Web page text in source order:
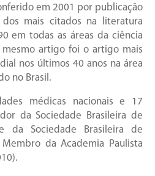
em 2001 por publicação
mais citados na literatura
em todas as áreas da ciência
mesmo artigo foi o artigo mais
nos últimos 40 anos na área
no Brasil.
médicas nacionais e 17
da Sociedade Brasileira de
da Sociedade Brasileira de
da Academia Paulista